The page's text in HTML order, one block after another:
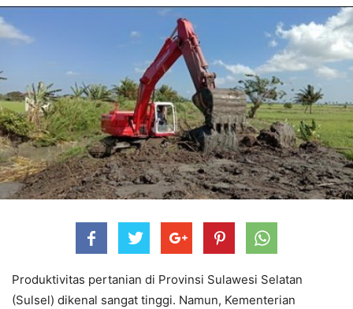
Produktivitas pertanian di Provinsi Sulawesi Selatan
(Sulsel) dikenal sangat tinggi. Namun, Kementerian